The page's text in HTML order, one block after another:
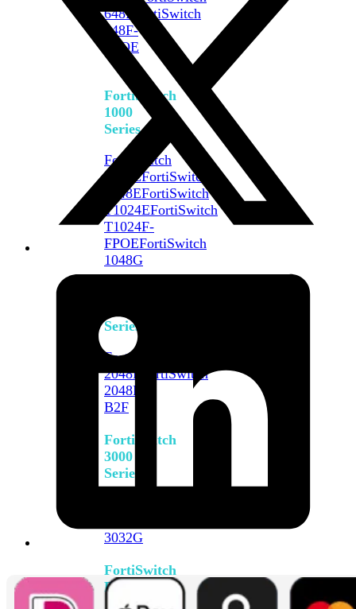
648F
FortiSwitch
648F-
FPOE
FortiSwitch
1000
Series
FortiSwitch
1024EFortiSwitch
1048EFortiSwitch
T1024EFortiSwitch
T1024F-
FPOEFortiSwitch
1048G
Series
FortiSwitch
2048F
FortiSwitch
2048F-
B2F
FortiSwitch
3000
Series
3032G
FortiSwitch
Ruggedized